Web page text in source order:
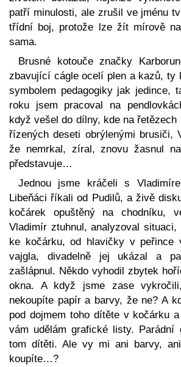
patří minulosti, ale zrušil ve jménu
třídní boj, protože lze žít mírově
sama.
Brusné kotouče značky
zbavující cágle ocelí plen a kazů, ty
symbolem pedagogiky jak jedince,
roku jsem pracoval na
když vešel do dílny, kde na
řízených deseti obrýlenými brusiči,
že nemrkal, zíral, znovu žasnul
představuje…
Jednou jsme kráčeli s
Libeňáci říkali od Pudilů, a živě
kočárek opuštěný na chodníku,
Vladimír ztuhnul, analyzoval
ke kočárku, od hlavičky v peřince
vajgla, divadelně jej ukázal a
zašlápnul. Někdo vyhodil zbytek
okna. A když jsme zase
nekoupíte papír a barvy, že ne? A
pod dojmem toho dítěte v kočárku
vám udělám grafické listy.
tom dítěti. Ale vy mi ani barvy,
koupíte…?